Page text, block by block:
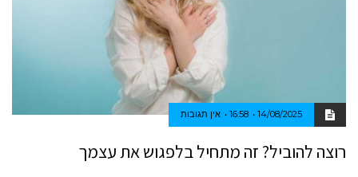
14/08/2025
16:58 אין תגובות
רוצה להוביל? זה מתחיל בלפגוש את עצמך